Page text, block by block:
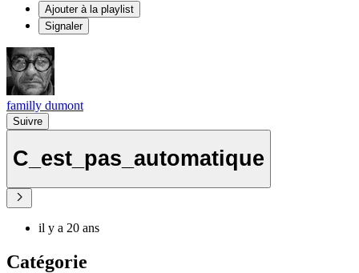
Ajouter à la playlist
Signaler
familly dumont
Suivre
C_est_pas_automatique
il y a 20 ans
Catégorie